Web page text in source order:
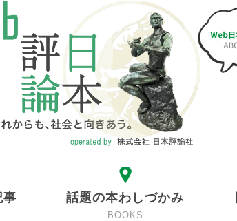
事 話題の本わしづかみ
BOOKS